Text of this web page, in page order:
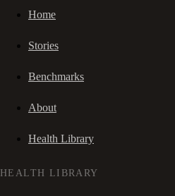
Home
Stories
Benchmarks
About
Health Library
HEALTH LIBRARY